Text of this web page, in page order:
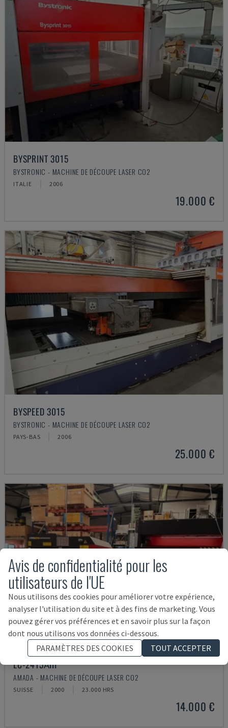
BYSPRINT 3015
BYSTRONIC - MACHINE DE DÉCOUPE LASER CO2
ITALIE 2006
19.000 €
BYSPEED 3015
BYSTRONIC - MACHINE DE DÉCOUPE LASER CO2
PAYS-BAS 2006
25.000 €
LC-2415ΑIII
AMADA - MACHINE DE DÉCOUPE LASER CO2
SUISSE 2000 23.000 HRS
14.000 €
Avis de confidentialité pour les
utilisateurs de l'UE
Nous utilisons des cookies pour améliorer votre expérience,
analyser l'utilisation du site et à des fins de marketing. Vous
pouvez gérer vos préférences et en savoir plus sur la façon
dont nous utilisons vos données ci-dessous.
PARAMÈTRES DES COOKIES
TOUT ACCEPTER